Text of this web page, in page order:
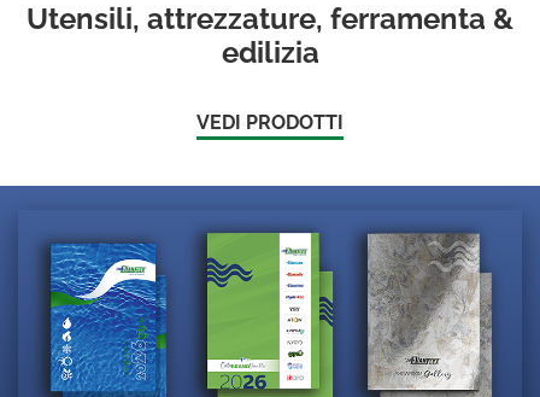
Utensili, attrezzature, ferramenta &
edilizia
VEDI PRODOTTI